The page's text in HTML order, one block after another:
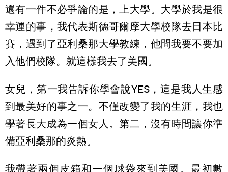
還有一件不必爭論的是，上大學。大學於我是很
幸運的事，我代表斯德哥爾摩大學校隊去日本比
賽，遇到了亞利桑那大學教練，他問我要不要加
入他們校隊。就這樣我去了美國。
女兒，第一我告訴你學會說YES，這是我人生感
到最美好的事之一。不僅改變了我的生涯，我也
學著長大成為一個女人。第二，沒有時間讓你準
備亞利桑那的炎熱。
我帶著兩個皮箱和一個球袋來到美國。最初數